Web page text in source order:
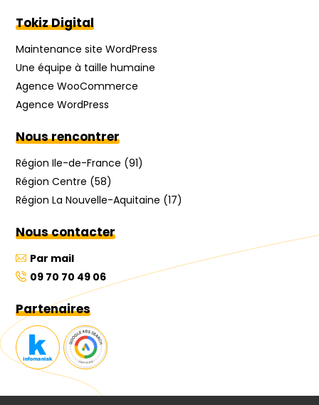
Tokiz Digital
Maintenance site WordPress
Une équipe à taille humaine
Agence WooCommerce
Agence WordPress
Nous rencontrer
Région Ile-de-France (91)
Région Centre (58)
Région La Nouvelle-Aquitaine (17)
Nous contacter
Par mail
09 70 70 49 06
Partenaires